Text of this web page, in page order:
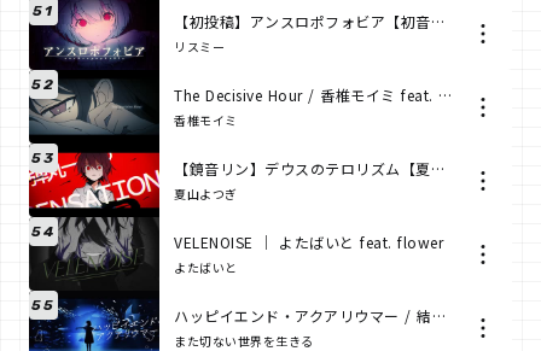
51 【初投稿】アンスロポフォビア【初音ミク】
リスミー
52 The Decisive Hour / 香椎モイミ feat. 歌愛ユキ
香椎モイミ
53 【鏡音リン】デウスのテロリズム【夏山よつぎ × アイセチカ】
夏山よつぎ
54 VELENOISE ｜ よたばいと feat. flower
よたばいと
55 ハッピイエンド・アクアリウマー / 結月ゆかり
また切ない世界を生きる